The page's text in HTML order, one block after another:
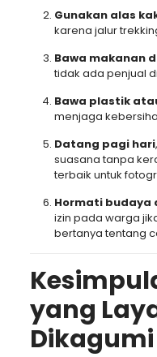
Gunakan alas
karena jalur
Bawa makanan
tidak ada penjual
Bawa plastik
menjaga
Datang pagi hari
suasana tanpa
terbaik untuk
Hormati budaya
izin pada warga
bertanya tentang
yang
Dikagumi